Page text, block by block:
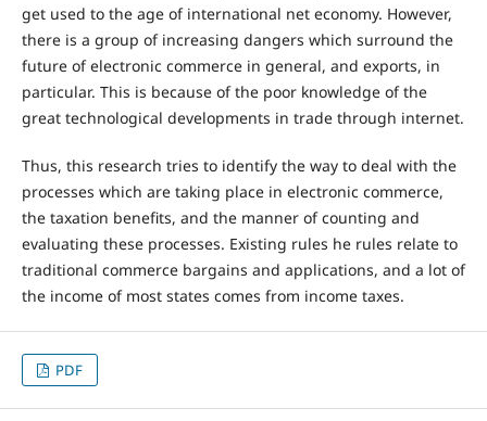
get used to the age of international net economy. However,
there is a group of increasing dangers which surround the
future of electronic commerce in general, and exports, in
particular. This is because of the poor knowledge of the
great technological developments in trade through internet.
Thus, this research tries to identify the way to deal with the
processes which are taking place in electronic commerce,
the taxation benefits, and the manner of counting and
evaluating these processes. Existing rules he rules relate to
traditional commerce bargains and applications, and a lot of
the income of most states comes from income taxes.
PDF